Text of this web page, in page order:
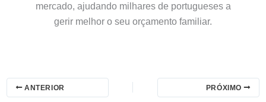
mercado, ajudando milhares de portugueses a
gerir melhor o seu orçamento familiar.
ANTERIOR PRÓXIMO